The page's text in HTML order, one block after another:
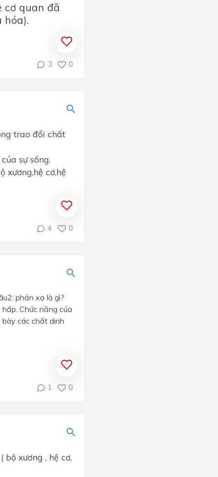
cơ quan đã
hóa).
3 0
trao đổi chất
sự sống.
xương,hệ cơ,hệ
4 0
phản xạ là gì?
Chức năng của
các chất dinh
1 0
xương , hệ cơ,